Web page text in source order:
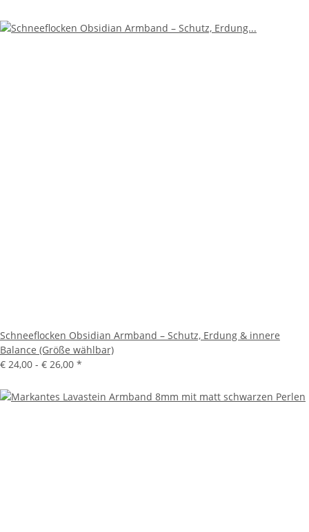
Schneeflocken Obsidian Armband – Schutz, Erdung & innere
Balance (Größe wählbar)
€ 24,00 - € 26,00 *